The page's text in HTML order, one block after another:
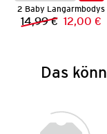
2 Baby Langarmbodys
14,99 € Neuer
12,00 €
Das